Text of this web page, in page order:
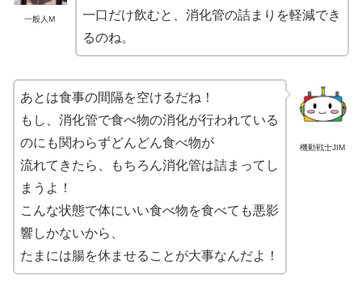
一般人M
一口だけ飲むと、消化管の詰まりを軽減でき
るのね。
機動戦士JIM
あとは食事の間隔を空けるだね！
もし、消化管で食べ物の消化が行われている
のにも関わらずどんどん食べ物が
流れてきたら、もちろん消化管は詰まってし
まうよ！
こんな状態で体にいい食べ物を食べても悪影
響しかないから、
たまには腸を休ませることが大事なんだよ！